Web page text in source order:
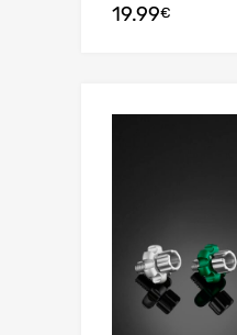
19.99€